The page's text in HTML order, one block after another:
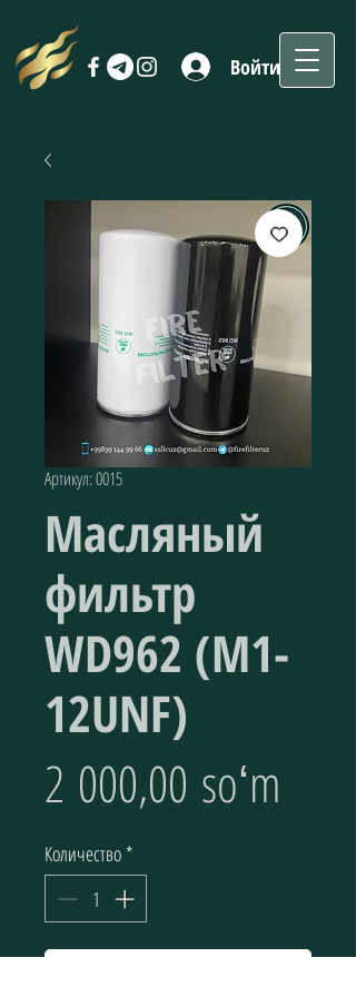
Войти
Артикул: 0015
Масляный
фильтр
WD962 (M1-
12UNF)
2 000,00 soʻm
Количество *